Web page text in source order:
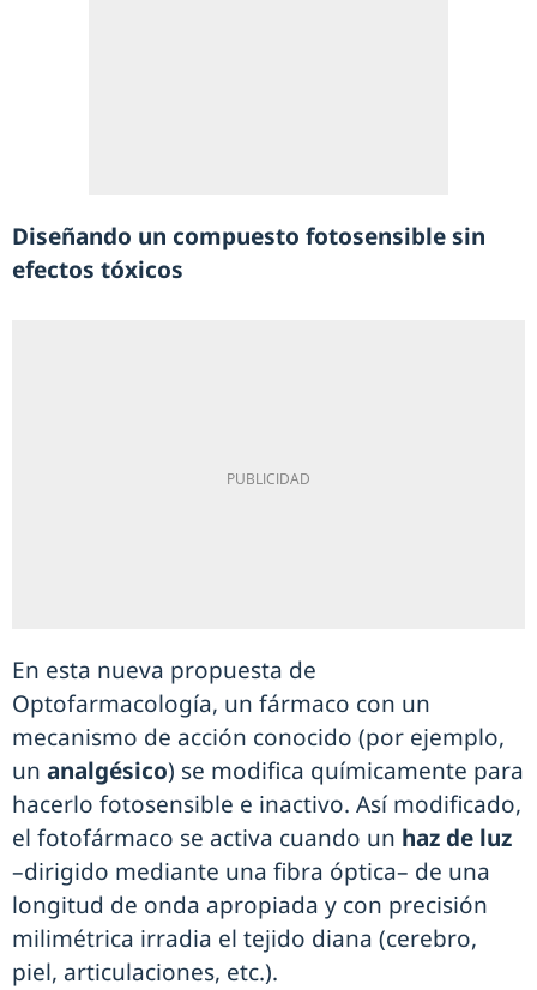
Diseñando un compuesto fotosensible sin
efectos tóxicos
En esta nueva propuesta de
Optofarmacología, un fármaco con un
mecanismo de acción conocido (por ejemplo,
un analgésico) se modifica químicamente para
hacerlo fotosensible e inactivo. Así modificado,
el fotofármaco se activa cuando un haz de luz
–dirigido mediante una fibra óptica– de una
longitud de onda apropiada y con precisión
milimétrica irradia el tejido diana (cerebro,
piel, articulaciones, etc.).